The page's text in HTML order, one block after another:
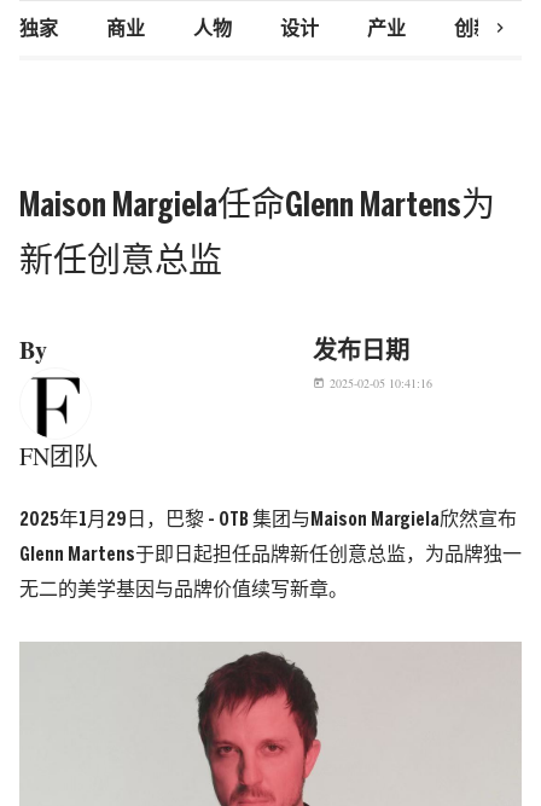
独家 商业 人物 设计 产业 创新研究
chevron_right
Maison Margiela任命Glenn Martens为
新任创意总监
By
FN团队
发布日期
today 2025-02-05 10:41:16
2025年1月29日，巴黎 - OTB 集团与Maison Margiela欣然宣布
Glenn Martens于即日起担任品牌新任创意总监，为品牌独一
无二的美学基因与品牌价值续写新章。